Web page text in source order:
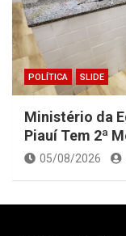
POLÍTICA SLIDE
Ministério da
Piauí Tem 2ª
05/08/2026